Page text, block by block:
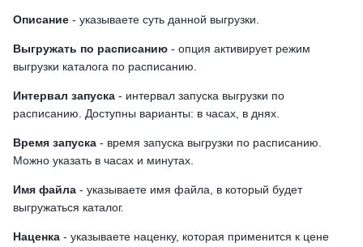
Описание - указываете суть данной выгрузки.
Выгружать по расписанию - опция активирует режим
выгрузки каталога по расписанию.
Интервал запуска - интервал запуска выгрузки по
расписанию. Доступны варианты: в часах, в днях.
Время запуска - время запуска выгрузки по расписанию.
Можно указать в часах и минутах.
Имя файла - указываете имя файла, в который будет
выгружаться каталог.
Наценка - указываете наценку, которая применится к цене